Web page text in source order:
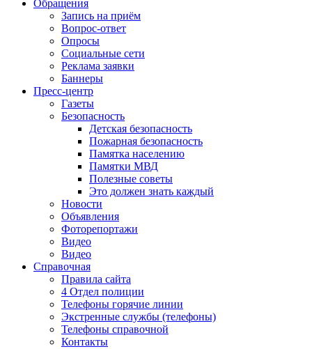
Обращения
Запись на приём
Вопрос-ответ
Опросы
Социальные сети
Реклама заявки
Баннеры
Пресс-центр
Газеты
Безопасность
Детская безопасность
Пожарная безопасность
Памятка населению
Памятки МВД
Полезные советы
Это должен знать каждый
Новости
Объявления
Фоторепортажи
Видео
Видео
Справочная
Правила сайта
4 Отдел полиции
Телефоны горячие линии
Экстренные службы (телефоны)
Телефоны справочной
Контакты